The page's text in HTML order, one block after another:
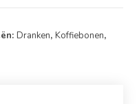
Dranken, Koffiebonen,